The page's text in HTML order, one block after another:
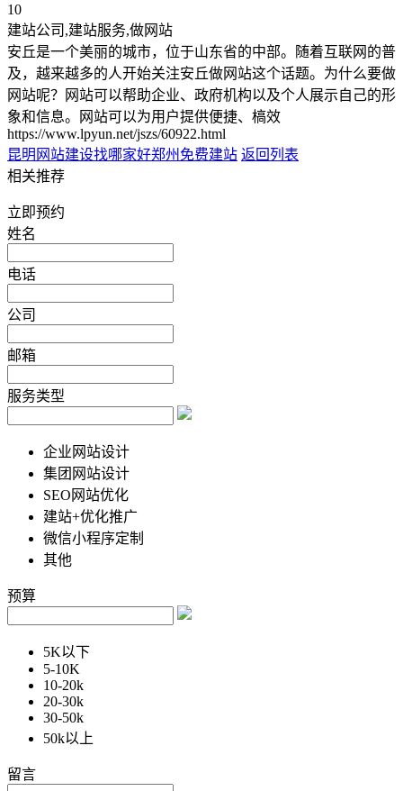
10
建站公司,建站服务,做网站
安丘是一个美丽的城市，位于山东省的中部。随着互联网的普
及，越来越多的人开始关注安丘做网站这个话题。为什么要做
网站呢？网站可以帮助企业、政府机构以及个人展示自己的形
象和信息。网站可以为用户提供便捷、槁效
https://www.lpyun.net/jszs/60922.html
昆明网站建设找哪家好郑州免费建站 返回列表
相关推荐
立即预约
姓名
电话
公司
邮箱
服务类型
企业网站设计
集团网站设计
SEO网站优化
建站+优化推广
微信小程序定制
其他
预算
5K以下
5-10K
10-20k
20-30k
30-50k
50k以上
留言